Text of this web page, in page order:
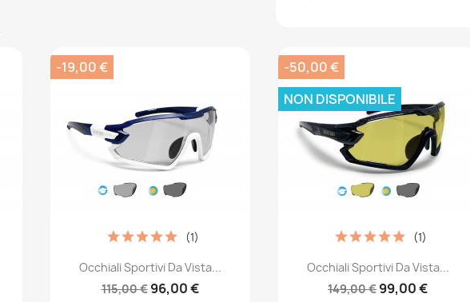
Anteprima
Occhiali Sportivi Da Vista...
115,00 € 96,00 €
(1)
-19,00 €
Anteprima
Occhiali Sportivi Da Vista...
149,00 € 99,00 €
(1)
-50,00 €
NON DISPONIBILE